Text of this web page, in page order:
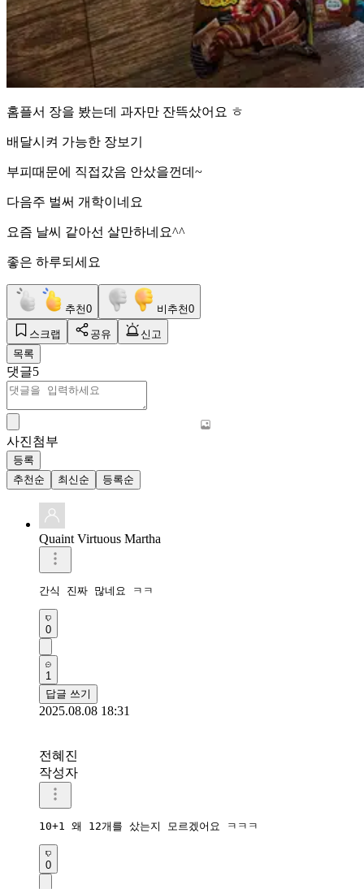
홈플서 장을 봤는데 과자만 잔뜩샀어요 ㅎ
배달시켜 가능한 장보기
부피때문에 직접갔음 안샀을껀데~
다음주 벌써 개학이네요
요즘 날씨 같아선 살만하네요^^
좋은 하루되세요
추천0 비추천0
스크랩 공유
신고
목록
댓글5
사진첨부
등록
추천순
최신순 등록순
Quaint Virtuous Martha
간식 진짜 많네요 ㅋㅋ
0
1
답글 쓰기
2025.08.08 18:31
전혜진
작성자
10+1 왜 12개를 샀는지 모르겠어요 ㅋㅋㅋ
0